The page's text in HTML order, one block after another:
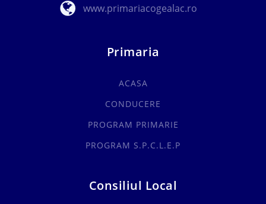
www.primariacogealac.ro
Primaria
ACASA
CONDUCERE
PROGRAM PRIMARIE
PROGRAM S.P.C.L.E.P
Consiliul Local